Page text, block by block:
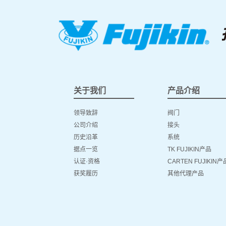
关于我们
领导致辞
公司介绍
历史沿革
据点一览
认证·资格
获奖履历
产品介绍
阀门
接头
系统
TK FUJIKIN产品
CARTEN FUJIKIN产
其他代理产品